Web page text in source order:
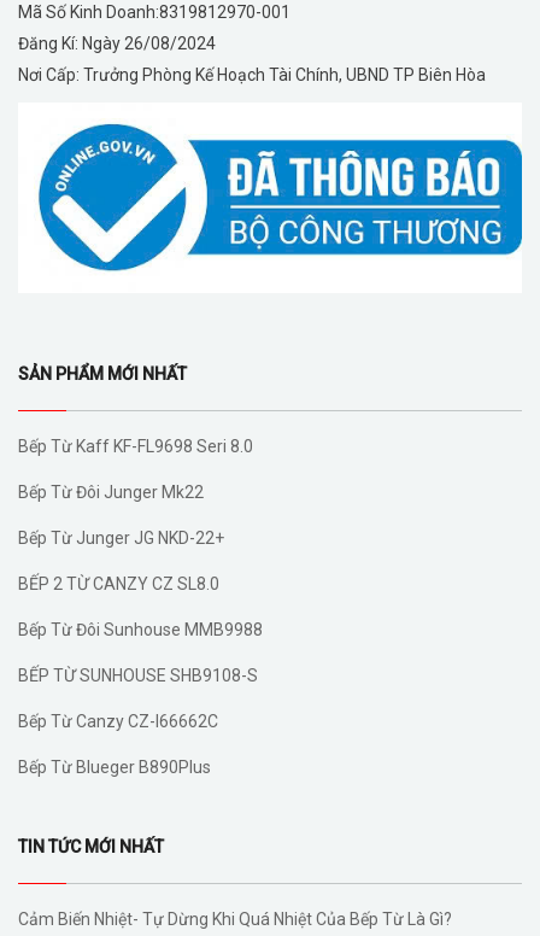
Mã Số Kinh Doanh:8319812970-001
Đăng Kí: Ngày 26/08/2024
Nơi Cấp: Trưởng Phòng Kế Hoạch Tài Chính, UBND TP Biên Hòa
SẢN PHẨM MỚI NHẤT
Bếp Từ Kaff KF-FL9698 Seri 8.0
Bếp Từ Đôi Junger Mk22
Bếp Từ Junger JG NKD-22+
BẾP 2 TỪ CANZY CZ SL8.0
Bếp Từ Đôi Sunhouse MMB9988
BẾP TỪ SUNHOUSE SHB9108-S
Bếp Từ Canzy CZ-I66662C
Bếp Từ Blueger B890Plus
TIN TỨC MỚI NHẤT
Cảm Biến Nhiệt- Tự Dừng Khi Quá Nhiệt Của Bếp Từ Là Gì?